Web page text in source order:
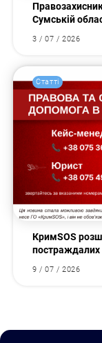
Сумській
3 / 07 / 2026
Статті
КримSOS
постраждалих
9 / 07 / 2026